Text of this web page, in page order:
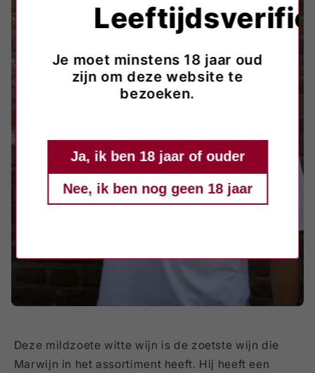
Deze mildzoete witte wijn is de zoetste wijn die
Marwijn in het assortiment heeft. Hij heeft een
Je moet minstens 18 jaar oud
zijn om deze website te
bezoeken.
Ja, ik ben 18 jaar of ouder
Nee, ik ben nog geen 18 jaar